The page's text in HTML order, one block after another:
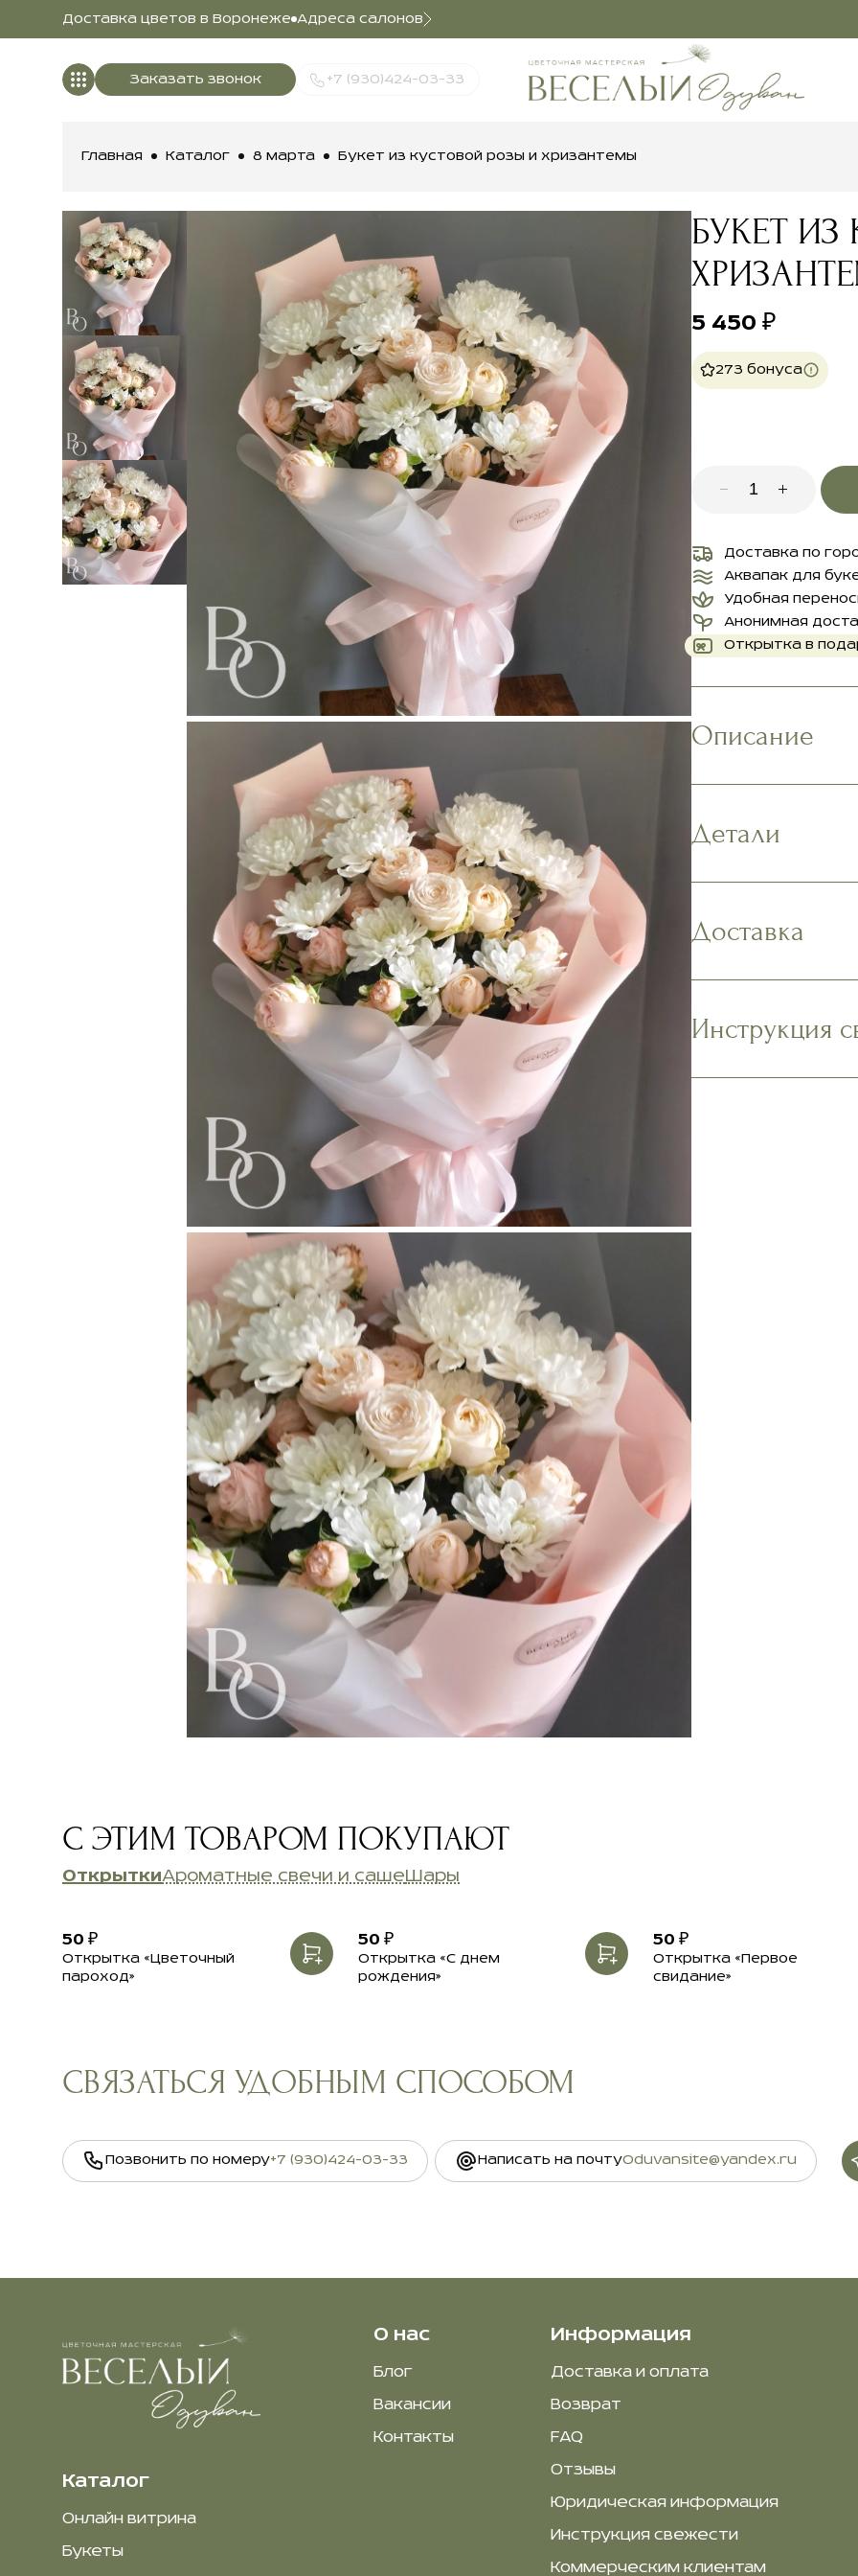
Доставка цветов в Воронеже Адреса салонов
Заказать звонок +7 (930)424-03-33
Главная Каталог 8 марта Букет из кустовой розы и хризантемы
БУКЕТ
5 450 ₽
273 бонуса
Доставка по
Аквапак для
Удобная
Анонимная
Открытка в
Описание
Детали
Доставка
Инструкция
содержимое
С ЭТИМ ТОВАРОМ ПОКУПАЮТ
ОткрыткиАроматные свечи и сашеШары
Открытка «Цветочный
пароход»
50 ₽
Открытка «С днем
рождения»
50 ₽
Открытка «Первое
свидание»
50 ₽
СВЯЗАТЬСЯ УДОБНЫМ СПОСОБОМ
Позвонить по номеру+7 (930)424-03-33 Написать на почтуOduvansite@yandex.ru
Каталог
Онлайн витрина
Букеты
О нас
Блог
Вакансии
Контакты
Информация
Доставка и оплата
Возврат
FAQ
Отзывы
Юридическая информация
Инструкция свежести
Коммерческим клиентам